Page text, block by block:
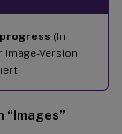
(In
Version